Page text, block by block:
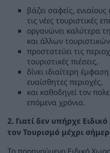
βάζει σαφείς,
τις νέες τουριστικές
οργανώνει καλύτερα
και άλλων
προστατεύει τις
τουριστικές πιέσεις,
δίνει ιδιαίτερη
ευαίσθητες περιοχές,
και καθοδηγεί τον
επόμενα χρόνια.
2. Γιατί δεν υπήρχε
τον Τουρισμό μέχρι
Το προηγούμενο Ειδικό